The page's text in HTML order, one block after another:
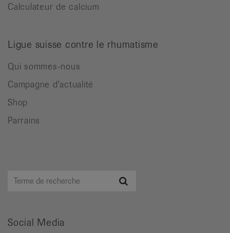
Calculateur de calcium
Ligue suisse contre le rhumatisme
Qui sommes-nous
Campagne d'actualité
Shop
Parrains
Terme
Social Media